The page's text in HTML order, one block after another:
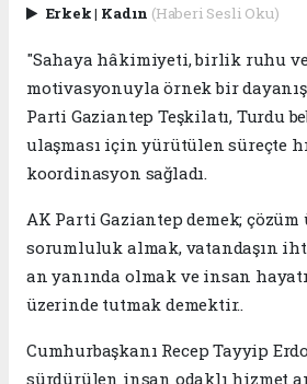
Erkek| Kadın (Haberi Sesli Oku)
"Sahaya hâkimiyeti, birlik ruhu
motivasyonuyla örnek bir
Parti Gaziantep Teşkilatı, Turdu
ulaşması için yürütülen süreçte
koordinasyon sağladı.
AK Parti Gaziantep demek; çözüm
sorumluluk almak, vatandaşın
an yanında olmak ve insan
üzerinde tutmak demektir..
Cumhurbaşkanı Recep Tayyip
sürdürülen insan odaklı hizmet